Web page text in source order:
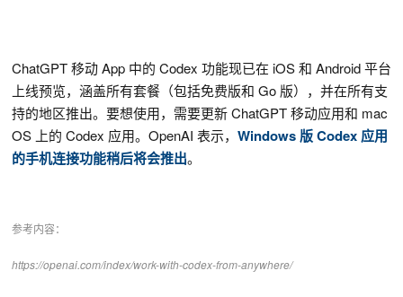
ChatGPT 移动 App 中的 Codex 功能现已在 iOS 和 Android 平台
上线预览，涵盖所有套餐（包括免费版和 Go 版），并在所有支
持的地区推出。要想使用，需要更新 ChatGPT 移动应用和 mac
OS 上的 Codex 应用。OpenAI 表示， Windows 版 Codex 应用
的手机连接功能稍后将会推出。
参考内容：
https://openai.com/index/work-with-codex-from-anywhere/